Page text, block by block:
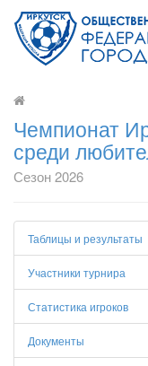
Чемпионат
среди
Сезон 2026
Таблицы и результаты
Участники турнира
Статистика игроков
Документы